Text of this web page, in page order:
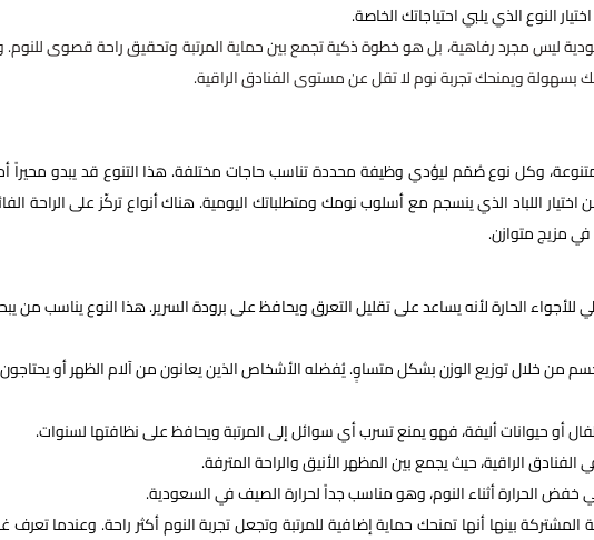
النوع الذي يلبي احتياجاتك الخاصة.
ليس مجرد رفاهية، بل هو خطوة ذكية تجمع بين حماية المرتبة وتحقيق راحة قصوى
بسهولة ويمنحك تجربة نوم لا تقل عن مستوى الفنادق الراقية.
وكل نوع صُمّم ليؤدي وظيفة محددة تناسب حاجات مختلفة. هذا التنوع قد يبدو محيراً
اللباد الذي ينسجم مع أسلوب نومك ومتطلباتك اليومية. هناك أنواع تركّز على الراحة
في مزيج متوازن.
للأجواء الحارة لأنه يساعد على تقليل التعرق ويحافظ على برودة السرير. هذا النوع يناسب من
من خلال توزيع الوزن بشكل متساوٍ. يُفضله الأشخاص الذين يعانون من آلام الظهر أو
أو حيوانات أليفة، فهو يمنع تسرب أي سوائل إلى المرتبة ويحافظ على نظافتها لسنوات.
الراقية، حيث يجمع بين المظهر الأنيق والراحة المترفة.
الحرارة أثناء النوم، وهو مناسب جداً لحرارة الصيف في السعودية.
بينها أنها تمنحك حماية إضافية للمرتبة وتجعل تجربة النوم أكثر راحة. وعندما تعرف